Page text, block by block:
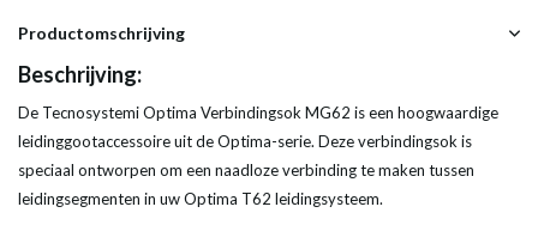
Productomschrijving
Beschrijving:
De Tecnosystemi Optima Verbindingsok MG62 is een hoogwaardige
leidinggootaccessoire uit de Optima-serie. Deze verbindingsok is
speciaal ontworpen om een naadloze verbinding te maken tussen
leidingsegmenten in uw Optima T62 leidingsysteem.